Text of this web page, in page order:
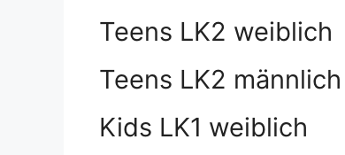
Teens LK2 weiblich
Teens LK2 männlich
Kids LK1 weiblich